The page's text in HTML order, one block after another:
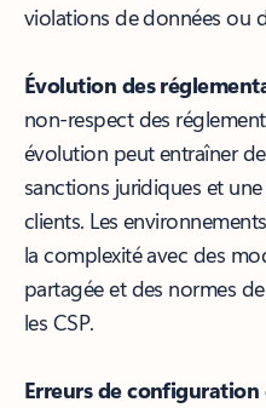
violations de données ou
Évolution des
non-respect des
évolution peut entraîner
sanctions juridiques et
clients. Les
la complexité avec des
partagée et des normes
les CSP.
Erreurs de configuration